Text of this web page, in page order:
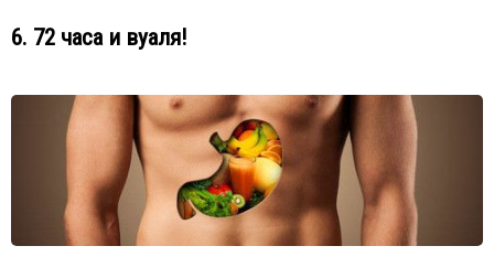
6. 72 часа и вуаля!